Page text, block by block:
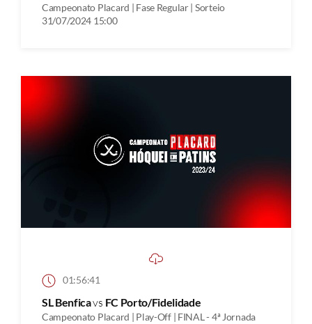
Campeonato Placard | Fase Regular | Sorteio
31/07/2024 15:00
01:56:41
SL Benficavs FC Porto/Fidelidade
Campeonato Placard | Play-Off | FINAL - 4ª Jornada